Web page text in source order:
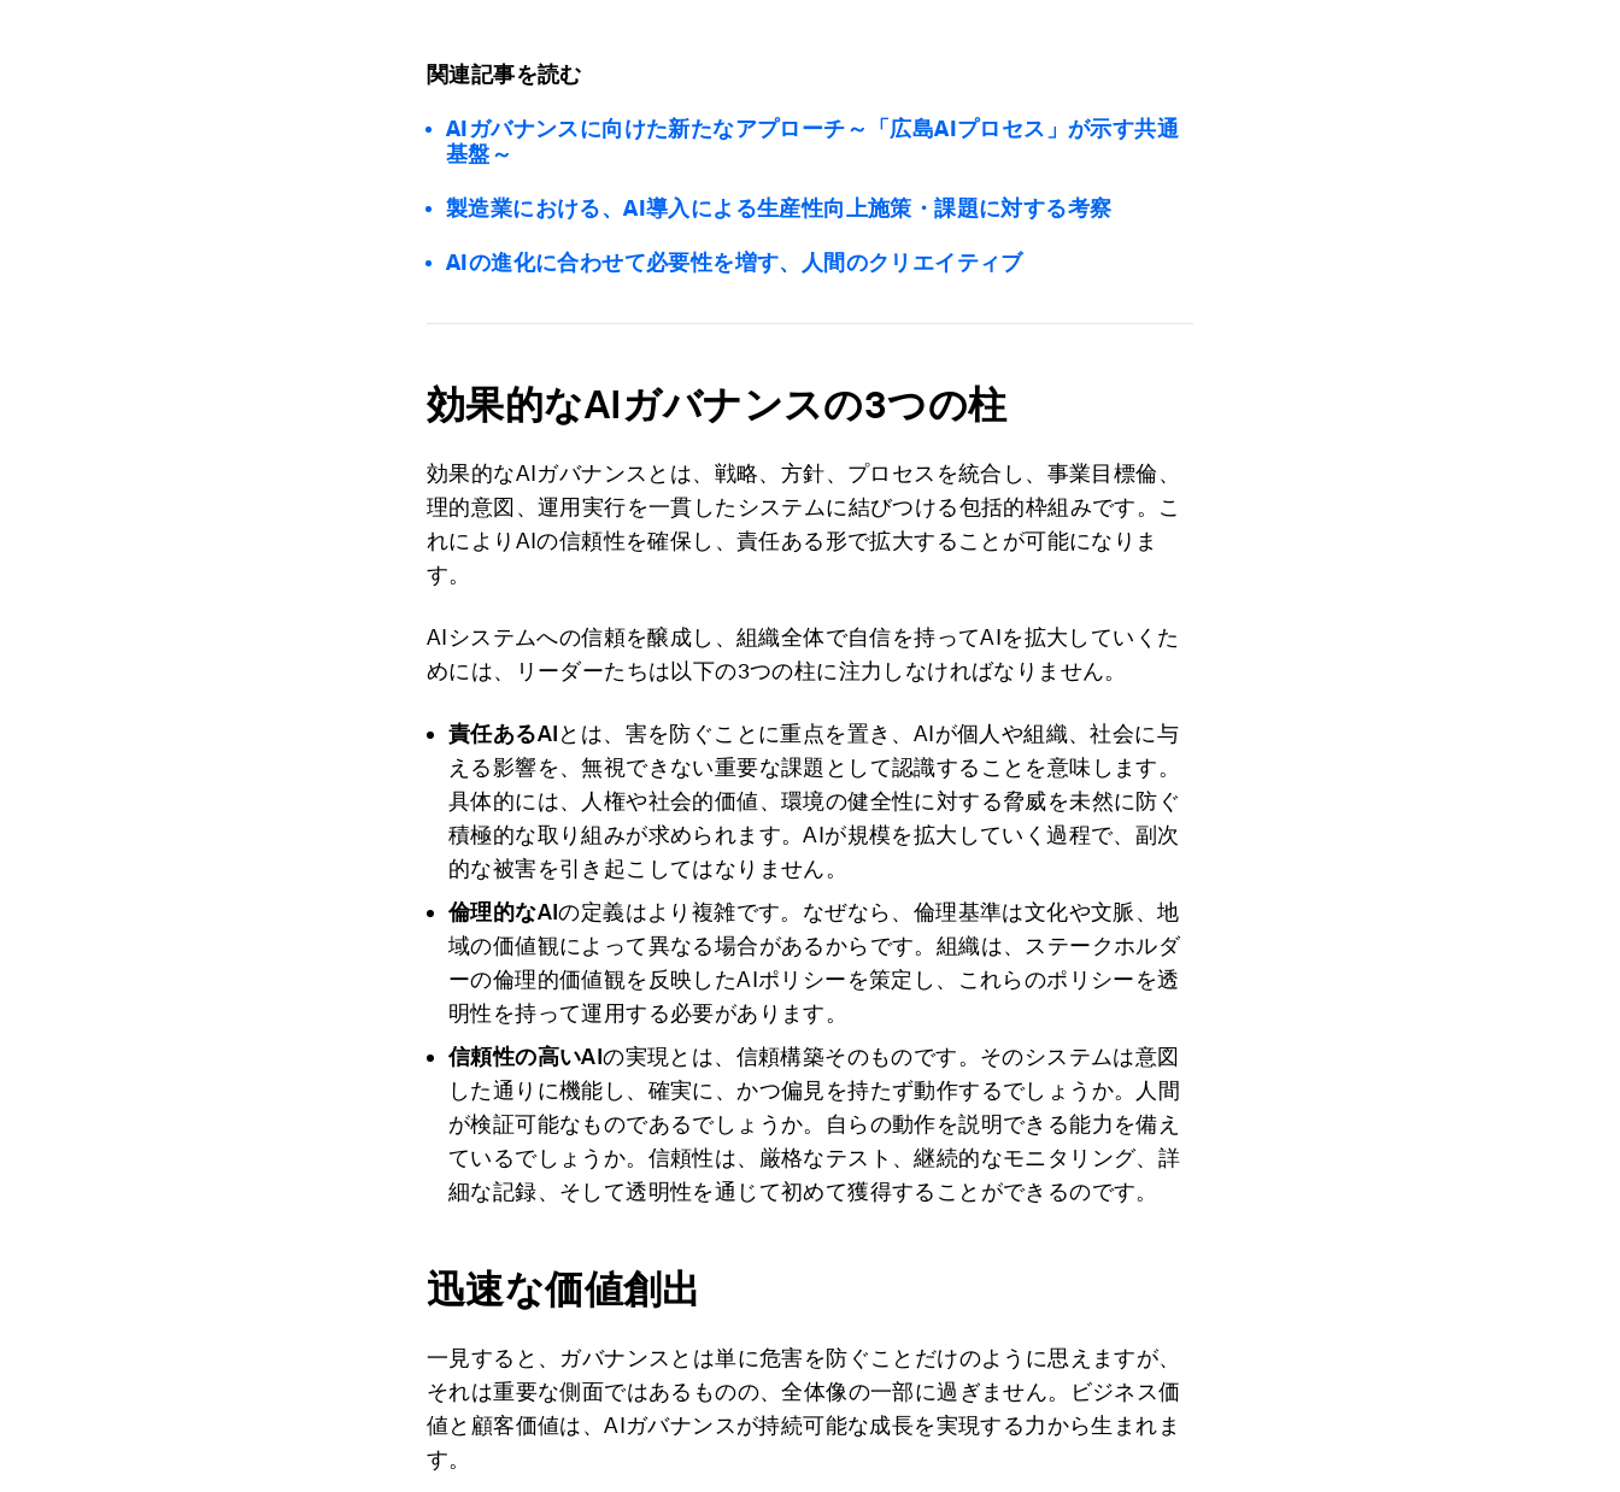
関連記事を読む
AIガバナンスに向けた新たなアプローチ～「広島AIプロセス」が示す共通
基盤～
製造業における、AI導入による生産性向上施策・課題に対する考察
AIの進化に合わせて必要性を増す、人間のクリエイティブ
効果的なAIガバナンスの3つの柱
効果的なAIガバナンスとは、戦略、方針、プロセスを統合し、事業目標倫、
理的意図、運用実行を一貫したシステムに結びつける包括的枠組みです。こ
れによりAIの信頼性を確保し、責任ある形で拡大することが可能になりま
す。
AIシステムへの信頼を醸成し、組織全体で自信を持ってAIを拡大していくた
めには、リーダーたちは以下の3つの柱に注力しなければなりません。
責任あるAIとは、害を防ぐことに重点を置き、AIが個人や組織、社会に与
える影響を、無視できない重要な課題として認識することを意味します。
具体的には、人権や社会的価値、環境の健全性に対する脅威を未然に防ぐ
積極的な取り組みが求められます。AIが規模を拡大していく過程で、副次
的な被害を引き起こしてはなりません。
倫理的なAIの定義はより複雑です。なぜなら、倫理基準は文化や文脈、地
域の価値観によって異なる場合があるからです。組織は、ステークホルダ
ーの倫理的価値観を反映したAIポリシーを策定し、これらのポリシーを透
明性を持って運用する必要があります。
信頼性の高いAIの実現とは、信頼構築そのものです。そのシステムは意図
した通りに機能し、確実に、かつ偏見を持たず動作するでしょうか。人間
が検証可能なものであるでしょうか。自らの動作を説明できる能力を備え
ているでしょうか。信頼性は、厳格なテスト、継続的なモニタリング、詳
細な記録、そして透明性を通じて初めて獲得することができるのです。
迅速な価値創出
一見すると、ガバナンスとは単に危害を防ぐことだけのように思えますが、
それは重要な側面ではあるものの、全体像の一部に過ぎません。ビジネス価
値と顧客価値は、AIガバナンスが持続可能な成長を実現する力から生まれま
す。